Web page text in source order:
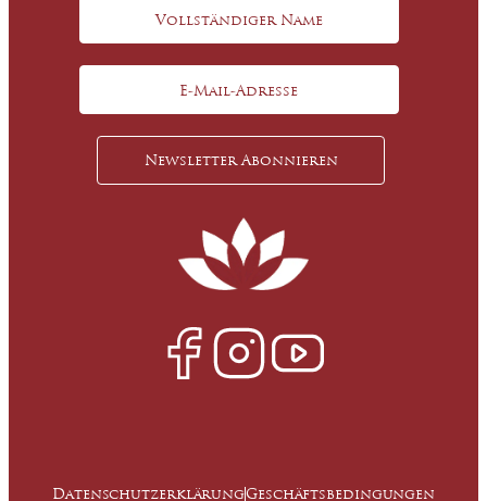
DatenschutzerklärungGeschäftsbedingungen